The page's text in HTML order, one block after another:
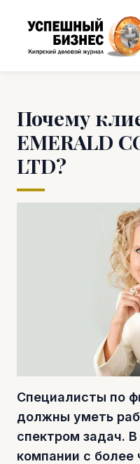
Почему
EMERALD
LTD?
Специалисты по
должны уметь
спектром задач.
компании с